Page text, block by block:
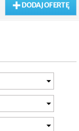
DODAJ OFERTĘ